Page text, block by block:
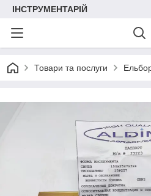
ІНСТРУМЕНТАРІЙ
Товари та послуги